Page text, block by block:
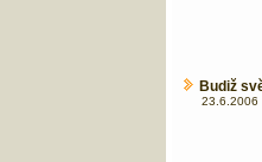
Budiž
23.6.2006